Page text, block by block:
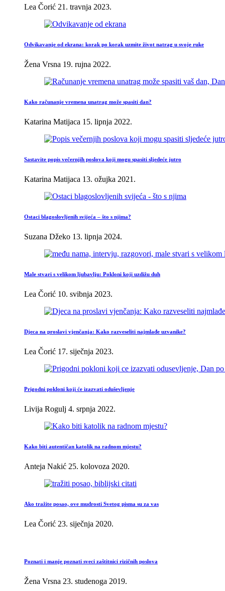
Lea Čorić 21. travnja 2023.
Odvikavanje od ekrana: korak po korak uzmite život natrag u svoje ruke
Žena Vrsna 19. rujna 2022.
Kako računanje vremena unatrag može spasiti dan?
Katarina Matijaca 15. lipnja 2022.
Sastavite popis večernjih poslova koji mogu spasiti sljedeće jutro
Katarina Matijaca 13. ožujka 2021.
Ostaci blagoslovljenih svijeća – što s njima?
Suzana Džeko 13. lipnja 2024.
Male stvari s velikom ljubavlju: Pokloni koji uzdižu duh
Lea Čorić 10. svibnja 2023.
Djeca na proslavi vjenčanja: Kako razveseliti najmlađe uzvanike?
Lea Čorić 17. siječnja 2023.
Prigodni pokloni koji će izazvati oduševljenje
Livija Rogulj 4. srpnja 2022.
Kako biti autentičan katolik na radnom mjestu?
Anteja Nakić 25. kolovoza 2020.
Ako tražite posao, ove mudrosti Svetog pisma su za vas
Lea Čorić 23. siječnja 2020.
Poznati i manje poznati sveci zaštitnici rizičnih poslova
Žena Vrsna 23. studenoga 2019.